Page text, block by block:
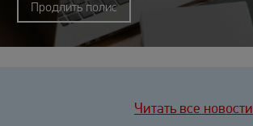
Продлить полис
Читать все новости